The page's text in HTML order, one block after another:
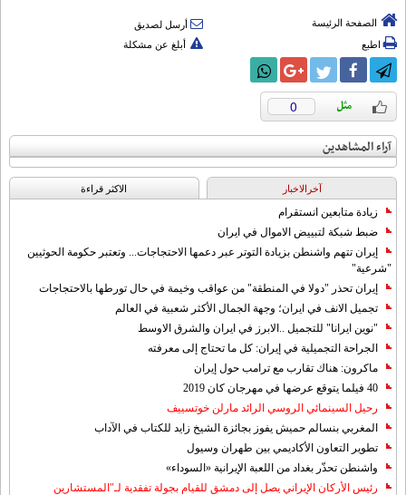
الصفحة الرئيسة
أرسل لصديق
اطبع
أبلغ عن مشكلة
0
آراء المشاهدين
آخرالاخبار الاکثر قراءة
زيادة متابعين انستقرام
ضبط شبكة لتبييض الاموال في ايران
إيران تتهم واشنطن بزيادة التوتر عبر دعمها الاحتجاجات... وتعتبر حكومة الحوثيين
"شرعية"
إيران تحذر "دولا في المنطقة" من عواقب وخيمة في حال تورطها بالاحتجاجات
تجميل الانف في ايران؛ وجهة الجمال الأكثر شعبية في العالم
"نوين ايرانا" للتجميل ..الابرز في ايران والشرق الاوسط
الجراحة التجميلية في إيران: كل ما تحتاج إلى معرفته
ماكرون: هناك تقارب مع ترامب حول إيران
40 فيلما يتوقع عرضها في مهرجان كان 2019
رحيل السينمائي الروسي الرائد مارلن خوتسييف
المغربي بنسالم حميش يفوز بجائزة الشيخ زايد للكتاب في الآداب
تطوير التعاون الأكاديمي بين طهران وسيول
واشنطن تحذّر بغداد من اللعبة الإيرانية «السوداء»
رئيس الأركان الإيراني يصل إلى دمشق للقيام بجولة تفقدية لـ"المستشارين